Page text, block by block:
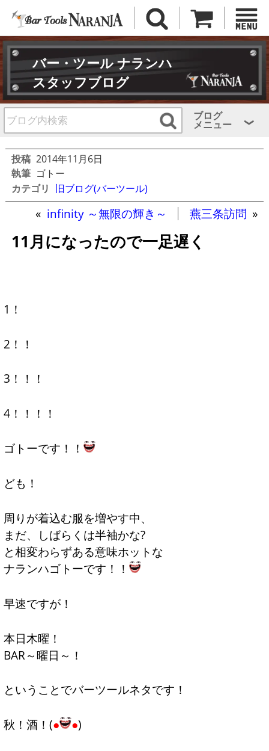
バー・ツール ナランハ
スタッフブログ
ブログ
メニュー
投稿 2014年11月6日
執筆 ゴトー
カテゴリ 旧ブログ(バーツール)
« infinity ～無限の輝き～ 燕三条訪問 »
11月になったので一足遅く
1！
2！！
3！！！
4！！！！
ゴトーです！！
ども！
周りが着込む服を増やす中、
まだ、しばらくは半袖かな?
と相変わらずある意味ホットな
ナランハゴトーです！！
早速ですが！
本日木曜！
BAR～曜日～！
ということでバーツールネタです！
秋！酒！(● ●)